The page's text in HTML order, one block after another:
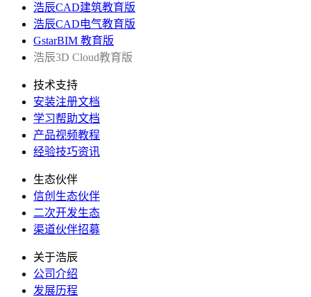
浩辰CAD建筑教育版
浩辰CAD电气教育版
GstarBIM 教育版
浩辰3D Cloud教育版
技术支持
安装注册文档
学习帮助文档
产品视频教程
经验技巧资讯
生态伙伴
信创生态伙伴
二次开发生态
渠道伙伴招募
关于浩辰
公司介绍
发展历程